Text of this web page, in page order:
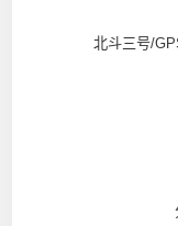
北斗三号/